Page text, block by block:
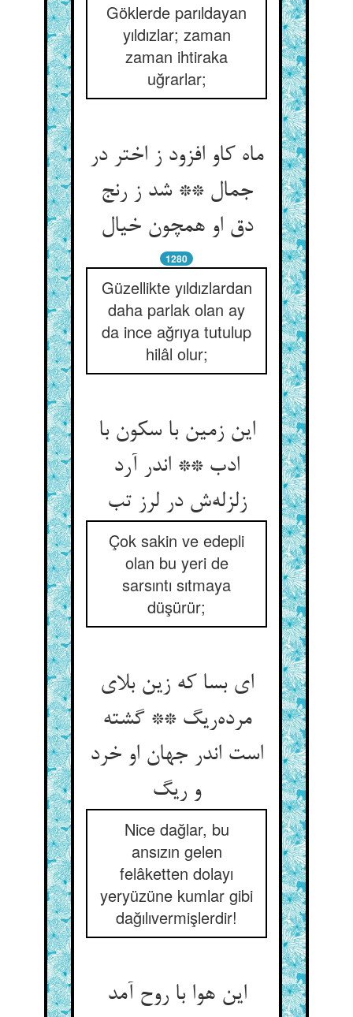
Göklerde parıldayan
yıldızlar; zaman
zaman ihtiraka
uğrarlar;
ماه کاو افزود ز اختر در
جمال ** شد ز رنج
دق او همچون خیال‌‌
1280
Güzellikte yıldızlardan
daha parlak olan ay
da ince ağrıya tutulup
hilâl olur;
این زمین با سکون با
ادب ** اندر آرد
زلزله‌‌ش در لرز تب‌‌
Çok sakin ve edepli
olan bu yeri de
sarsıntı sıtmaya
düşürür;
ای بسا که زین بلای
مرده‌‌ریگ ** گشته
است اندر جهان او خرد
Nice dağlar, bu
ansızın gelen
felâketten dolayı
yeryüzüne kumlar gibi
dağılıvermişlerdir!
این هوا با روح آمد